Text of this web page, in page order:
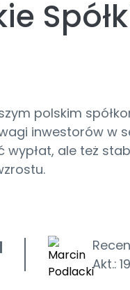
polskim
inwestorów w
wypłat, ale też
Akt.: